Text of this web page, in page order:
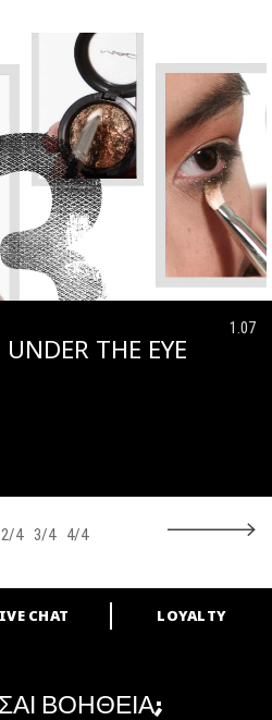
1.07
THE EYE
2/4 3/4 4/4
CHAT LOYALTY
ΒΟΗΘΕΙΑ;